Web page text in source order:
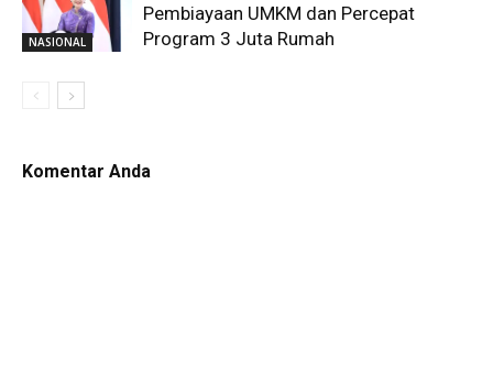
NASIONAL
Pembiayaan UMKM dan Percepat
Program 3 Juta Rumah
Komentar Anda